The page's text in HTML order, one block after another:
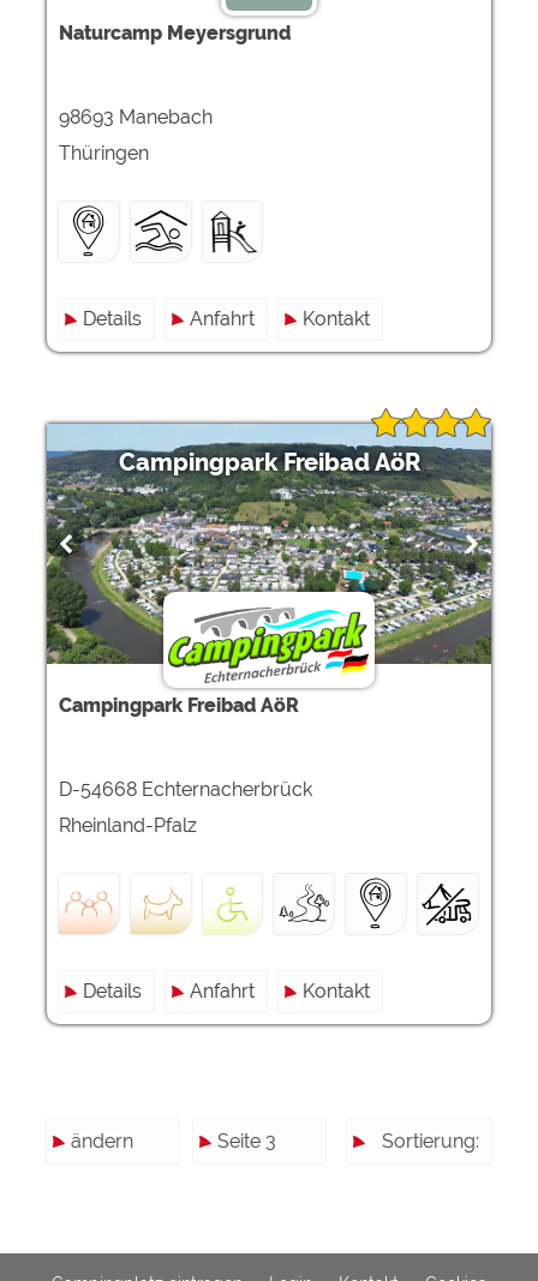
Naturcamp Meyersgrund
98693 Manebach
Thüringen
Details Anfahrt Kontakt
Campingpark Freibad AöR
Campingpark Freibad AöR
D-54668 Echternacherbrück
Rheinland-Pfalz
Details Anfahrt Kontakt
ändern Seite 3 Sortierung: